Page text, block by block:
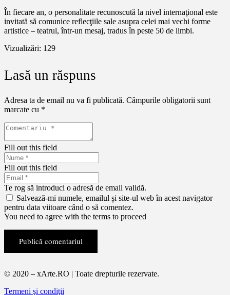
În fiecare an, o personalitate recunoscută la nivel internaţional este
invitată să comunice reflecţiile sale asupra celei mai vechi forme
artistice – teatrul, într-un mesaj, tradus în peste 50 de limbi.
Vizualizări: 129
Lasă un răspuns
Adresa ta de email nu va fi publicată. Câmpurile obligatorii sunt
marcate cu *
Fill out this field
Fill out this field
Te rog să introduci o adresă de email validă.
Salvează-mi numele, emailul și site-ul web în acest navigator
pentru data viitoare când o să comentez.
You need to agree with the terms to proceed
Publică comentariul
© 2020 – xArte.RO | Toate drepturile rezervate.
Termeni şi condiţii